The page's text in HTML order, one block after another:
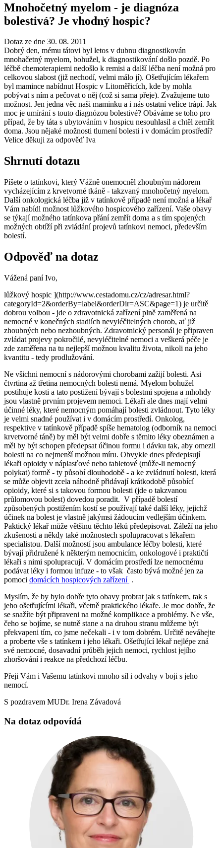
Mnohočetný myelom - je diagnóza
bolestivá? Je vhodný hospic?
Dotaz ze dne 30. 08. 2011
Dobrý den, mému tátovi byl letos v dubnu diagnostikován
mnohačetný myelom, bohužel, k diagnostikování došlo pozdě. Po
léčbě chemoterapiemi nedošlo k remisi a další léčba není možná pro
celkovou slabost (již nechodí, velmi málo jí). Ošetřujícím lékařem
byl mamince nabídnut Hospic v Litoměřicích, kde by mohla
pobývat s ním a pečovat o něj (což si sama přeje). Zvažujeme tuto
možnost. Jen jedna věc naši maminku a i nás ostatní velice trápí. Jak
moc je umírání s touto diagnózou bolestivé? Obáváme se toho pro
případ, že by táta s ubytováním v hospicu nesouhlasil a chtěl zemřít
doma. Jsou nějaké možnosti tlumení bolesti i v domácím prostředí?
Velice děkuji za odpověď Iva
Shrnutí dotazu
Píšete o tatínkovi, který Vážně onemocněl zhoubným nádorem
vycházejícím z krvetvorné tkáně - takzvaný mnohočetný myelom.
Další onkologická léčba již v tatínkově případě není možná a lékař
Vám nabídl možnost lůžkového hospicového zařízení. Vaše obavy
se týkají možného tatínkova přání zemřít doma a s tím spojených
možných obtíží při zvládání projevů tatínkovi nemoci, především
bolestí.
Odpověď na dotaz
Vážená paní Ivo,
lůžkový hospic ](http://www.cestadomu.cz/cz/adresar.html?
categoryId=2&orderBy=label&orderDir=ASC&page=1) je určitě
dobrou volbou - jde o zdravotnická zařízení plně zaměřená na
nemocné v konečných stadiích nevyléčitelných chorob, ať již
zhoubných nebo nezhoubných. Zdravotnický personál je připraven
zvládat projevy pokročilé, nevyléčitelné nemoci a veškerá péče je
zde zaměřena na tu nejlepší možnou kvalitu života, nikoli na jeho
kvantitu - tedy prodlužování.
Ne všichni nemocní s nádorovými chorobami zažijí bolesti. Asi
čtvrtina až třetina nemocných bolesti nemá. Myelom bohužel
postihuje kosti a tato postižení bývají s bolestmi spojena a mhohdy
jsou vlastně prvním projevem nemoci. Lékaři ale dnes mají velmi
účinné léky, které nemocným pomáhají bolesti zvládnout. Tyto léky
je velmi snadné používat i v domácím prostředí. Onkolog,
respektive v tatínkově případě spíše hematolog (odborník na nemoci
krvetvorné táně) by měl být velmi dobře s těmito léky obeznámen a
měl by být schopen předepsat účinou formu i dávku tak, aby omezil
bolesti na co nejmenší možnou míru. Obvykle dnes předepisují
lékaři opioidy v náplasťové nebo tabletové (může-li nemocný
polykat) formě - ty působí dlouhodobě - a ke zvládnutí bolesti, která
se může objevit zcela náhodně přidávají krátkodobě působící
opioidy, které si s takovou formou bolesti (jde o takzvanou
průlomovou bolest) dovedou poradit. V případě bolestí
způsobených postižením kostí se používají také další léky, jejichž
účinek na bolest je vlastně jakýmsi žádoucím vedlejším účinkem.
Paktický lékař může většinu těchto léků předepisovat. Záleží na jeho
zkušenosti a někdy také možnostech spolupracovat s lékařem
specialistou. Další možností jsou ambulance léčby bolesti, které
bývají přidružené k některým nemocnicím, onkologové i praktičtí
lékaři s nimi spolupracují. V domácím prostředí lze nemocnému
podávat léky i formou infuze - to však často bývá možné jen za
pomoci domácích hospicových zařízení .
Myslím, že by bylo dobře tyto obavy probrat jak s tatínkem, tak s
jeho ošetřujícími lékaři, včetně praktického lékaře. Je moc dobře, že
se snažíte být připraveni na možné komplikace a problémy. Ne vše,
čeho se bojíme, se nutně stane a na druhou stranu můžeme být
překvapeni tím, co jsme nečekali - i v tom dobrém. Určitě neváhejte
a proberte vše s tatínkem i jeho lékaři. Ošetřující lékař nejlépe zná
své nemocné, dosavadní průběh jejich nemoci, rychlost jejího
zhoršování i reakce na předchozí léčbu.
Přeji Vám i Vašemu tatínkovi mnoho sil i odvahy v boji s jeho
nemocí.
S pozdravem MUDr. Irena Závadová
Na dotaz odpovídá